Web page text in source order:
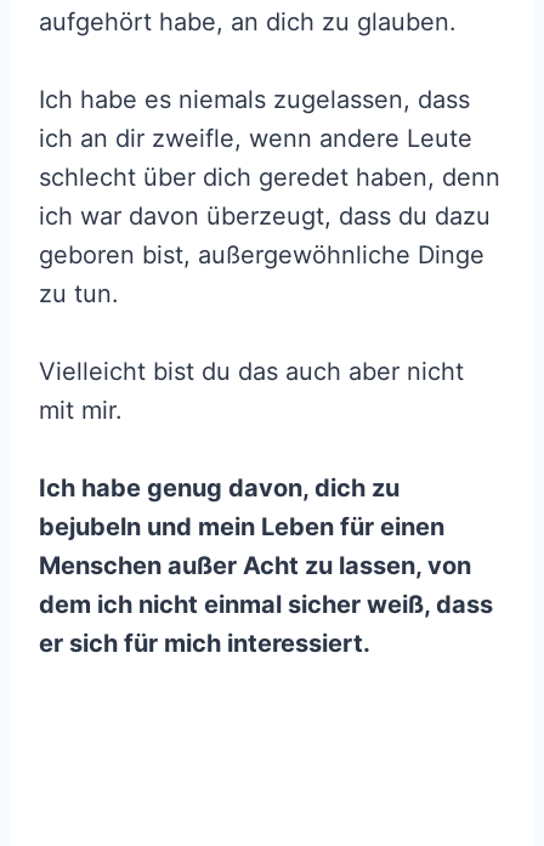
aufgehört habe, an dich zu glauben.
Ich habe es niemals zugelassen, dass
ich an dir zweifle, wenn andere Leute
schlecht über dich geredet haben, denn
ich war davon überzeugt, dass du dazu
geboren bist, außergewöhnliche Dinge
zu tun.
Vielleicht bist du das auch aber nicht
mit mir.
Ich habe genug davon, dich zu
bejubeln und mein Leben für einen
Menschen außer Acht zu lassen, von
dem ich nicht einmal sicher weiß, dass
er sich für mich interessiert.